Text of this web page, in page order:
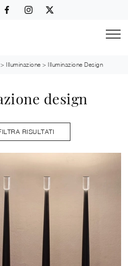
> Illuminazione > Illuminazione Design
design
RISULTATI